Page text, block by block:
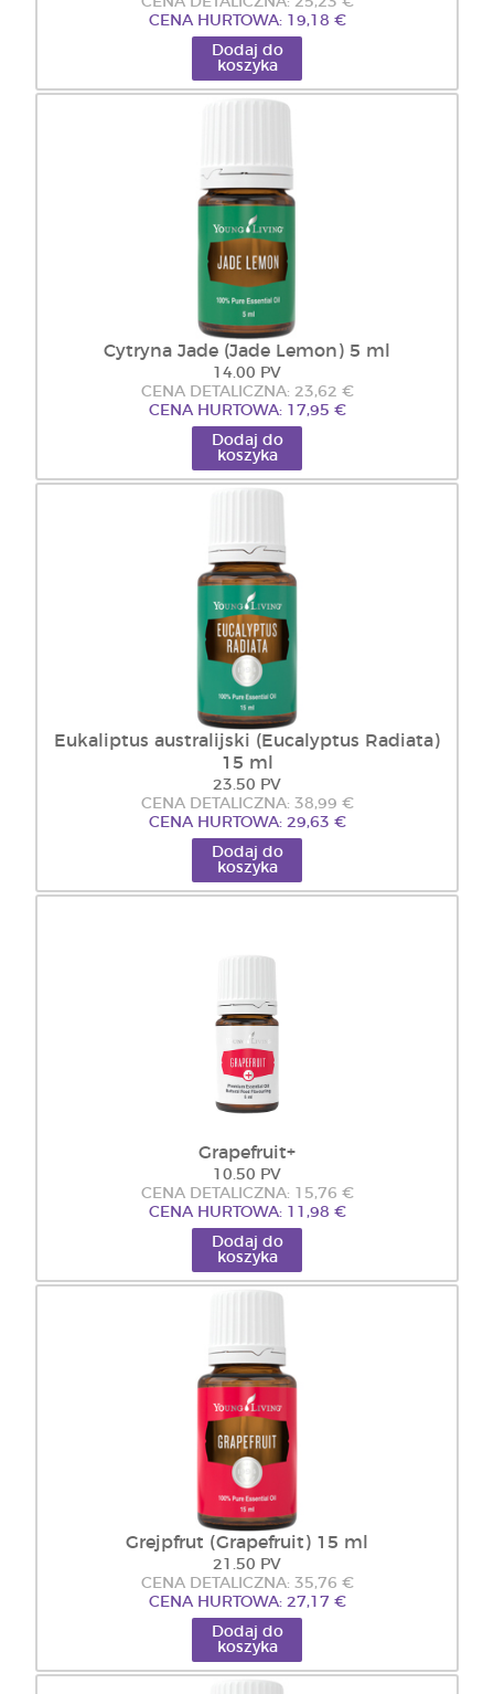
CENA HURTOWA: 19,18 €
Dodaj do
koszyka
Cytryna Jade (Jade Lemon) 5 ml
14.00 PV
CENA DETALICZNA: 23,62 €
CENA HURTOWA: 17,95 €
Dodaj do
koszyka
Eukaliptus australijski (Eucalyptus Radiata)
15 ml
23.50 PV
CENA DETALICZNA: 38,99 €
CENA HURTOWA: 29,63 €
Dodaj do
koszyka
Grapefruit+
10.50 PV
CENA DETALICZNA: 15,76 €
CENA HURTOWA: 11,98 €
Dodaj do
koszyka
Grejpfrut (Grapefruit) 15 ml
21.50 PV
CENA DETALICZNA: 35,76 €
CENA HURTOWA: 27,17 €
Dodaj do
koszyka